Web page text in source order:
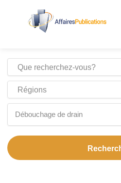
Débouchage de drain